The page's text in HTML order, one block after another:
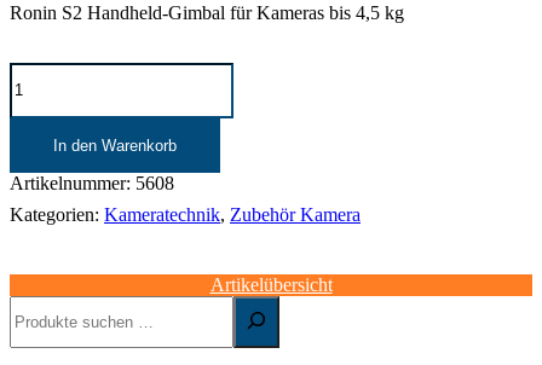
Ronin S2 Handheld-Gimbal für Kameras bis 4,5 kg
Handheld-
Gimbal
|
Ronin
RS
Pro
In den Warenkorb
Artikelnummer: 5608
Kategorien: Kameratechnik, Zubehör Kamera
Artikelübersicht